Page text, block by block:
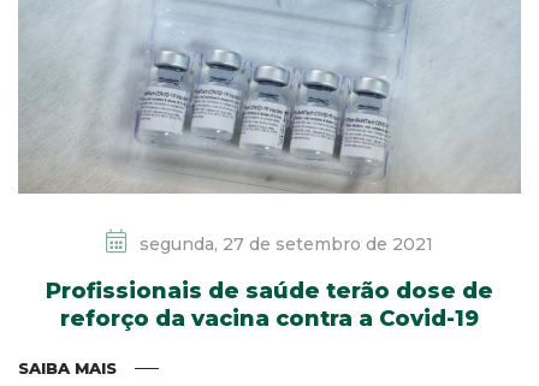
segunda, 27 de setembro de 2021
Profissionais de saúde terão dose de
reforço da vacina contra a Covid-19
SAIBA MAIS